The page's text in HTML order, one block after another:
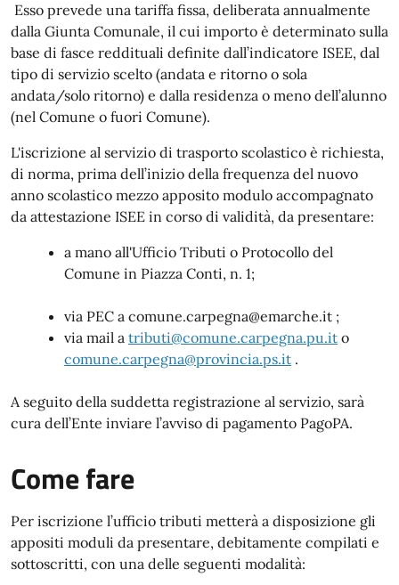
Esso prevede una tariffa fissa, deliberata annualmente
dalla Giunta Comunale, il cui importo è determinato sulla
base di fasce reddituali definite dall’indicatore ISEE, dal
tipo di servizio scelto (andata e ritorno o sola
andata/solo ritorno) e dalla residenza o meno dell’alunno
(nel Comune o fuori Comune).
L'iscrizione al servizio di trasporto scolastico è richiesta,
di norma, prima dell’inizio della frequenza del nuovo
anno scolastico mezzo apposito modulo accompagnato
da attestazione ISEE in corso di validità, da presentare:
a mano all'Ufficio Tributi o Protocollo del
Comune in Piazza Conti, n. 1;
via PEC a comune.carpegna@emarche.it ;
via mail a tributi@comune.carpegna.pu.it o
comune.carpegna@provincia.ps.it .
A seguito della suddetta registrazione al servizio, sarà
cura dell’Ente inviare l’avviso di pagamento PagoPA.
Come fare
Per iscrizione l’ufficio tributi metterà a disposizione gli
appositi moduli da presentare, debitamente compilati e
sottoscritti, con una delle seguenti modalità: